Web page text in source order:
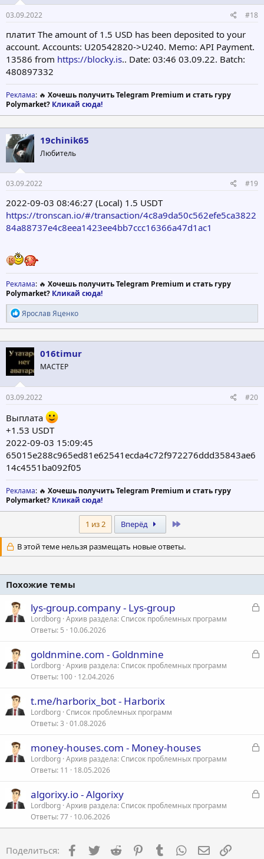
03.09.2022 #18
платит The amount of 1.5 USD has been deposited to your
account. Accounts: U20542820->U240. Memo: API Payment.
13586 from https://blocky.is.. Date: 03:46 03.09.22. Batch:
480897332
Реклама: 🔥 Хочешь получить Telegram Premium и стать гуру
Polymarket? Кликай сюда!
19chinik65
Любитель
03.09.2022 #19
2022-09-03 08:46:27 (Local) 1.5 USDT
https://tronscan.io/#/transaction/4c8a9da50c562efe5ca3822
84a88737e4c8eea1423ee4bb7ccc16366a47d1ac1
Реклама: 🔥 Хочешь получить Telegram Premium и стать гуру
Polymarket? Кликай сюда!
Р
е
а
к
ц
и
и
:
Ярослав Яценко
016timur
МАСТЕР
03.09.2022 #20
Выплата
+1.53 USDT
2022-09-03 15:09:45
65015e288c965ed81e62541ecda4c72f972276ddd35843ae6
14c4551ba092f05
Реклама: 🔥 Хочешь получить Telegram Premium и стать гуру
Polymarket? Кликай сюда!
1 из 2 Вперёд
В этой теме нельзя размещать новые ответы.
Похожие темы
З
lys-group.company - Lys-group
Lordborg Архив раздела: Список проблемных программ
Ответы 5 10.06.2026
З
goldnmine.com - Goldnmine
Lordborg Архив раздела: Список проблемных программ
Ответы 100 12.04.2026
t.me/harborix_bot - Harborix
Lordborg Список проблемных программ
Ответы 3 01.08.2026
З
money-houses.com - Money-houses
Lordborg Архив раздела: Список проблемных программ
Ответы 11 18.05.2026
З
р
algorixy.io - Algorixy
Lordborg Архив раздела: Список проблемных программ
Ответы 77 10.06.2026
Поделиться: Facebook
Twitter Reddit PinterestTumblr WhatsApp